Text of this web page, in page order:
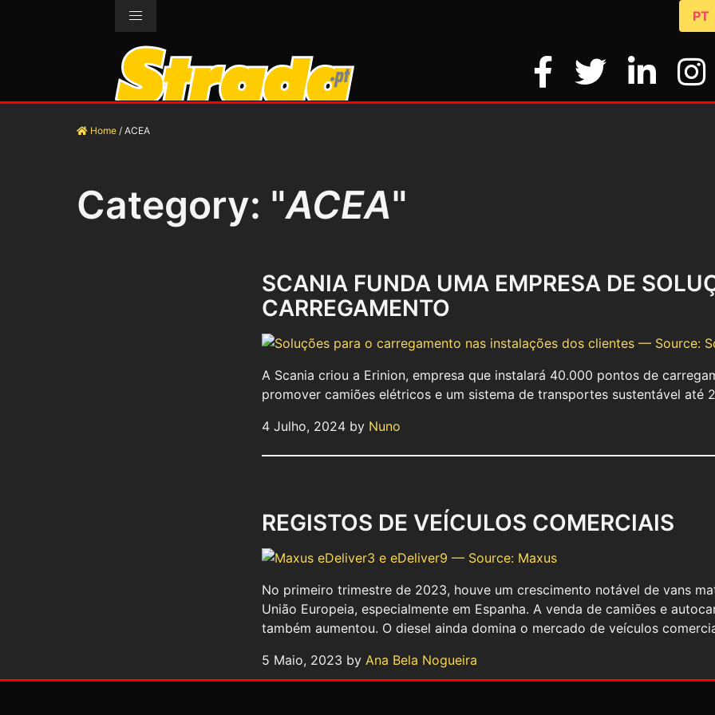
PT
Home / ACEA
Category: "ACEA"
SCANIA FUNDA UMA EMPRESA DE
CARREGAMENTO
A Scania criou a Erinion, empresa que instalará 40.000 pontos de
promover camiões elétricos e um sistema de transportes sustentável até
4 Julho, 2024 by Nuno
REGISTOS DE VEÍCULOS COMERCIAIS
No primeiro trimestre de 2023, houve um crescimento notável de vans
União Europeia, especialmente em Espanha. A venda de camiões e
também aumentou. O diesel ainda domina o mercado de veículos
5 Maio, 2023 by Ana Bela Nogueira